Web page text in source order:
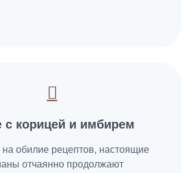
с корицей и имбирем
обилие рецептов, настоящие
отчаянно продолжают